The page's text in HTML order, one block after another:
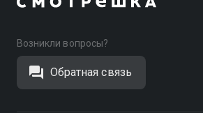
Возникли вопросы?
Обратная связь